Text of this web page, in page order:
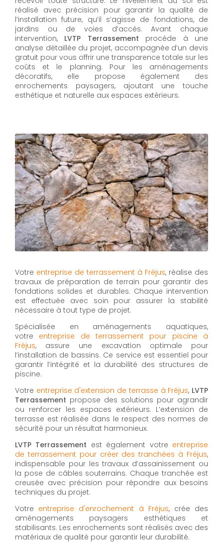
réalisé avec précision pour garantir la qualité de
l’installation future, qu’il s’agisse de fondations, de
jardins ou de voies d’accès. Avant chaque
intervention, LVTP Terrassement procède à une
analyse détaillée du projet, accompagnée d’un devis
gratuit pour vous offrir une transparence totale sur les
coûts et le planning. Pour les aménagements
décoratifs, elle propose également des
enrochements paysagers, ajoutant une touche
esthétique et naturelle aux espaces extérieurs.
Votre entreprise de terrassement à Fréjus, réalise des
travaux de préparation de terrain pour garantir des
fondations solides et durables. Chaque intervention
est effectuée avec soin pour assurer la stabilité
nécessaire à tout type de projet.
Spécialisée en aménagements aquatiques,
votre entreprise de terrassement pour piscine à
Fréjus, assure une excavation optimale pour
l’installation de bassins. Ce service est essentiel pour
garantir l’intégrité et la durabilité des structures de
piscine.
Votre entreprise d'extension de terrasse à Fréjus, LVTP
Terrassement propose des solutions pour agrandir
ou renforcer les espaces extérieurs. L’extension de
terrasse est réalisée dans le respect des normes de
sécurité pour un résultat harmonieux.
LVTP Terrassement est également votre entreprise
de terrassement pour créer des tranchées à Fréjus,
indispensable pour les travaux d’assainissement ou
la pose de câbles souterrains. Chaque tranchée est
creusée avec précision pour répondre aux besoins
techniques du projet.
Votre entreprise d'enrochement à Fréjus, crée des
aménagements paysagers esthétiques et
stabilisants. Les enrochements sont réalisés avec des
matériaux de qualité pour garantir leur durabilité.